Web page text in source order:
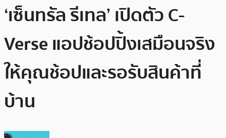
‘เซ็นทรัล รีเทล’ เปิดตัว C-
Verse แอปช้อปปิ้งเสมือนจริง
ให้คุณช้อปและรอรับสินค้าที่
บ้าน